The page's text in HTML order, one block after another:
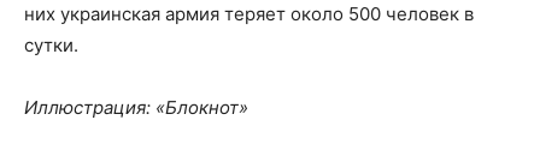
них украинская армия теряет около 500 человек в
сутки.
Иллюстрация: «Блокнот»